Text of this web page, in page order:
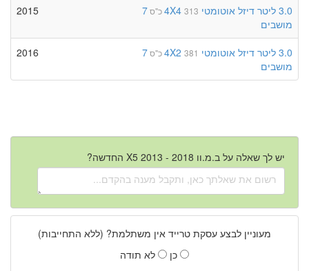
3.0 ליטר דיזל אוטומטי 4X4 313 כ"ס
7
מושבים
2015
3.0 ליטר דיזל אוטומטי 4X2 381 כ"ס
7
מושבים
2016
יש לך שאלה על ב.מ.וו X5 2013 - 2018 החדשה?
מעוניין לבצע עסקת טרייד אין משתלמת? (ללא התחייבות)
כן
לא תודה